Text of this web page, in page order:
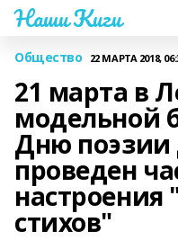
Наши Киги
Общество 22 МАРТА 2018,
21 марта в
модельной
Дню поэзии
проведен
настроения
стихов"